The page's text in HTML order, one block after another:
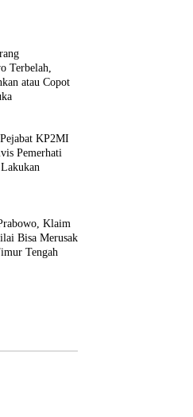
Terbelah,
atau Copot
KP2MI
Pemerhati
Klaim
Bisa Merusak
Tengah